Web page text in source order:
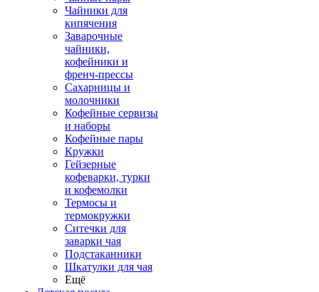
Чайники для
кипячения
Заварочные
чайники,
кофейники и
френч-прессы
Сахарницы и
молочники
Кофейные сервизы
и наборы
Кофейные пары
Кружки
Гейзерные
кофеварки, турки
и кофемолки
Термосы и
термокружки
Ситечки для
заварки чая
Подстаканники
Шкатулки для чая
Ещё